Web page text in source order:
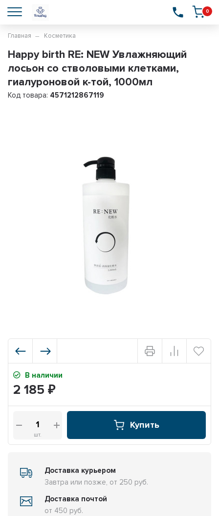
0
Главная Косметика
Happy birth RE: NEW Увлажняющий
лосьон со стволовыми клетками,
гиалуроновой к-той, 1000мл
Код товара: 4571212867119
В наличии
2 185₽
шт.
Купить
Доставка курьером
Завтра или позже, от 250 руб.
Доставка почтой
от 450 руб.